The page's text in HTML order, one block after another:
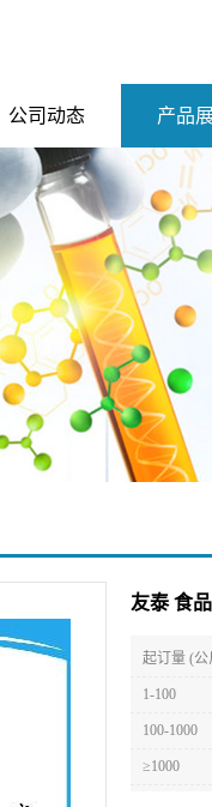
公司动态 产品
友泰 食
起订量 (公
1-100
100-1000
≥1000